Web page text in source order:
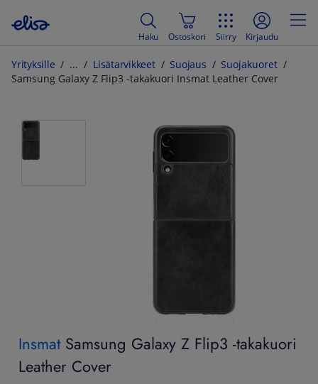
Haku Ostoskori Siirry Kirjaudu
Yrityksille Lisätarvikkeet Suojaus
Suojakuoret
Samsung Galaxy Z Flip3 -takakuori Insmat Leather Cover
Insmat Samsung Galaxy Z Flip3 -takakuori
Leather Cover